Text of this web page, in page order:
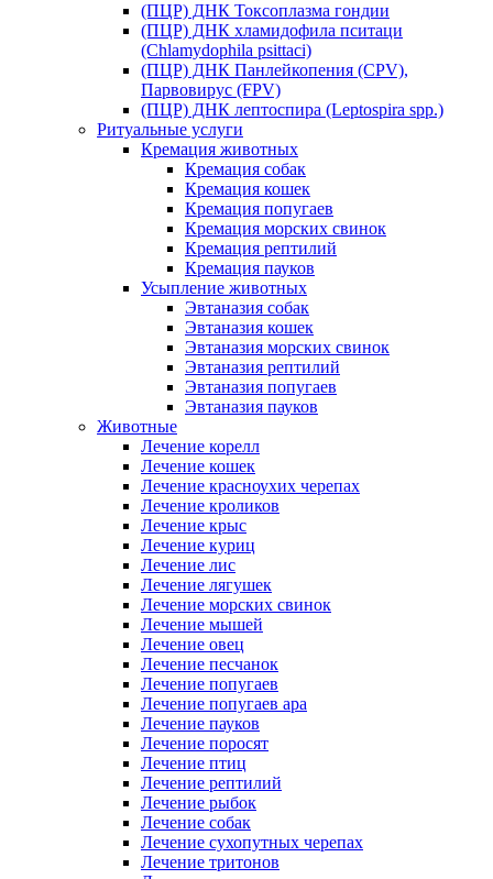
(ПЦР) ДНК Токсоплазма гондии
(ПЦР) ДНК хламидофила пситаци
(Chlamydophila psittaci)
(ПЦР) ДНК Панлейкопения (CPV),
Парвовирус (FPV)
(ПЦР) ДНК лептоспира (Leptospira spp.)
Ритуальные услуги
Кремация животных
Кремация собак
Кремация кошек
Кремация попугаев
Кремация морских свинок
Кремация рептилий
Кремация пауков
Усыпление животных
Эвтаназия собак
Эвтаназия кошек
Эвтаназия морских свинок
Эвтаназия рептилий
Эвтаназия попугаев
Эвтаназия пауков
Животные
Лечение корелл
Лечение кошек
Лечение красноухих черепах
Лечение кроликов
Лечение крыс
Лечение куриц
Лечение лис
Лечение лягушек
Лечение морских свинок
Лечение мышей
Лечение овец
Лечение песчанок
Лечение попугаев
Лечение попугаев ара
Лечение пауков
Лечение поросят
Лечение птиц
Лечение рептилий
Лечение рыбок
Лечение собак
Лечение сухопутных черепах
Лечение тритонов